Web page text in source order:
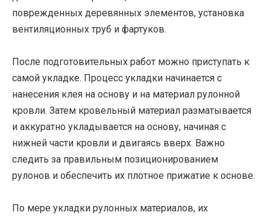
поврежденных деревянных элементов, установка
вентиляционных труб и фартуков.
После подготовительных работ можно приступать к
самой укладке. Процесс укладки начинается с
нанесения клея на основу и на материал рулонной
кровли. Затем кровельный материал разматывается
и аккуратно укладывается на основу, начиная с
нижней части кровли и двигаясь вверх. Важно
следить за правильным позиционированием
рулонов и обеспечить их плотное прижатие к основе.
По мере укладки рулонных материалов, их